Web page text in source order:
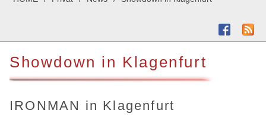
Showdown in Klagenfurt
IRONMAN in Klagenfurt